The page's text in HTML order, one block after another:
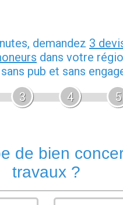
demandez 3
dans votre
pub et sans
3 4 5
de bien
travaux ?